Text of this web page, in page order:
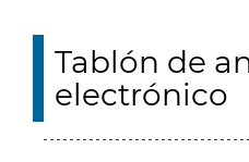
Tablón de
electrónico